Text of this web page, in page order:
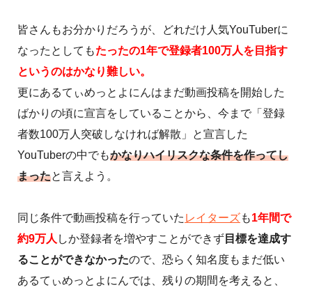
皆さんもお分かりだろうが、どれだけ人気YouTuberに
なったとしてもたったの1年で登録者100万人を目指す
というのはかなり難しい。
更にあるてぃめっとよにんはまだ動画投稿を開始した
ばかりの頃に宣言をしていることから、今まで「登録
者数100万人突破しなければ解散」と宣言した
YouTuberの中でもかなりハイリスクな条件を作ってし
まったと言えよう。
同じ条件で動画投稿を行っていた レイターズも1年間で
約9万人 しか登録者を増やすことができず 目標を達成す
ることができなかったので、恐らく知名度もまだ低い
あるてぃめっとよにんでは、残りの期間を考えると、